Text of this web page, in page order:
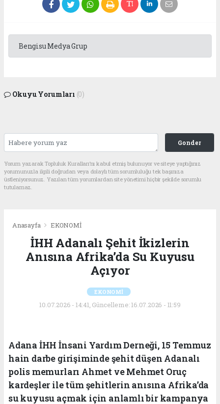
Bengisu Medya Grup
Okuyu Yorumları (0)
Gonder
Yorum yazarak Topluluk Kuralları’nı kabul etmiş bulunuyor ve siteye yaptığınız
yorumunuzla ilgili doğrudan veya dolaylı tüm sorumluluğu tek başınıza
üstleniyorsunuz. Yazılan tüm yorumlardan site yönetimi hiçbir şekilde sorumlu
tutulamaz.
Anasayfa EKONOMİ
İHH Adanalı Şehit İkizlerin
Anısına Afrika’da Su Kuyusu
Açıyor
EKONOMİ
10.07.2026 - 14:41, Güncelleme: 16.07.2026 - 11:59
Adana İHH İnsani Yardım Derneği, 15 Temmuz
hain darbe girişiminde şehit düşen Adanalı
polis memurları Ahmet ve Mehmet Oruç
kardeşler ile tüm şehitlerin anısına Afrika’da
su kuyusu açmak için anlamlı bir kampanya